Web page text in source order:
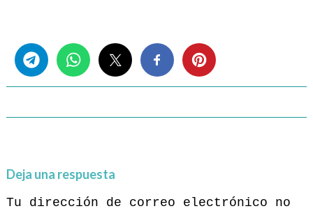
Deja una respuesta
Tu dirección de correo electrónico no